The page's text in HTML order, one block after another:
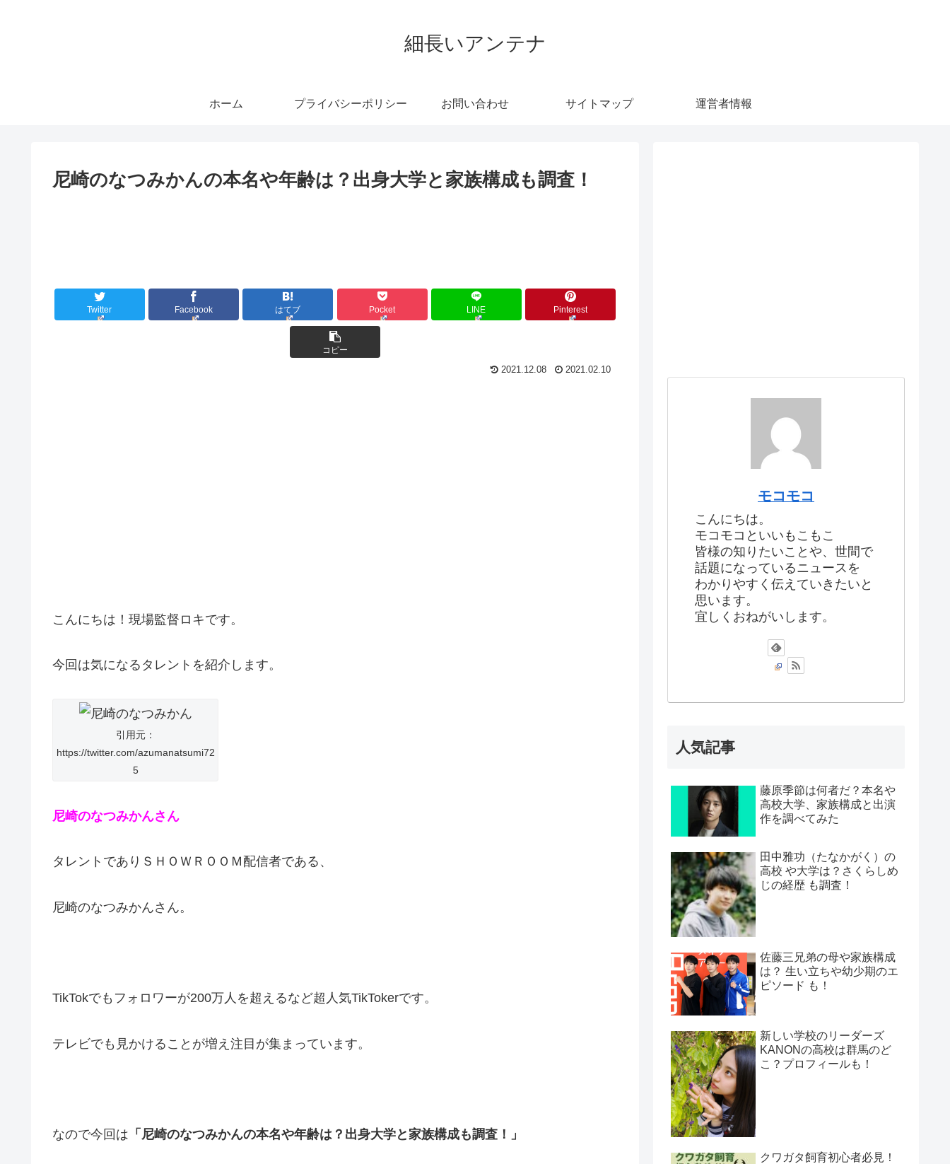
細長いアンテナ
ホーム プライバシーポリシー お問い合わせ サイトマップ 運営者情報
尼崎のなつみかんの本名や年齢は？出身大学と家族構成も調査！
Twitter Facebook はてブ Pocket LINE Pinterest
コピー
2021.12.08 2021.02.10
こんにちは！現場監督ロキです。
今回は気になるタレントを紹介します。
引用元：
https://twitter.com/azumanatsumi72
5
尼崎のなつみかんさん
タレントでありＳＨＯＷＲＯＯＭ配信者である、
尼崎のなつみかんさん。
TikTokでもフォロワーが200万人を超えるなど超人気TikTokerです。
テレビでも見かけることが増え注目が集まっています。
なので今回は 「尼崎のなつみかんの本名や年齢は？出身大学と家族構成も調査！」
モコモコ
こんにちは。
モコモコといいもこもこ
皆様の知りたいことや、世間で
話題になっているニュースを
わかりやすく伝えていきたいと
思います。
宜しくおねがいします。
人気記事
藤原季節は何者だ？本名や
高校大学、家族構成と出演
作を調べてみた
田中雅功（たなかがく）の
高校 や大学は？さくらしめ
じの経歴 も調査！
佐藤三兄弟の母や家族構成
は？ 生い立ちや幼少期のエ
ピソード も！
新しい学校のリーダーズ
KANONの高校は群馬のど
こ？プロフィールも！
クワガタ飼育初心者必見！